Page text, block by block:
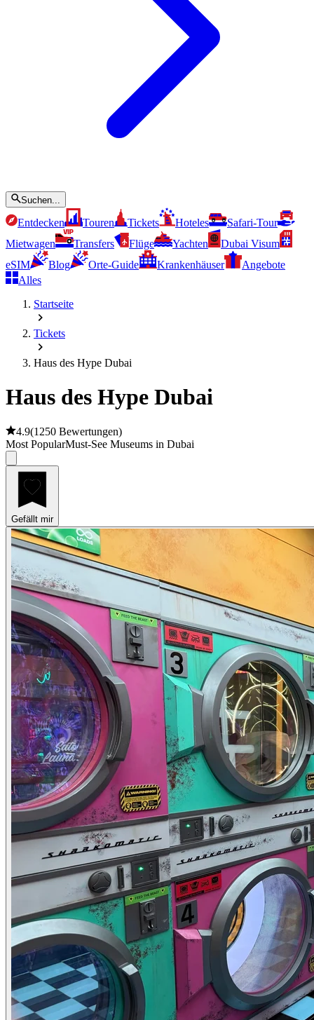
Suchen...
Entdecken Touren Tickets Hoteles
Safari-Tour
Mietwagen
Transfers Flüge Yachten
Dubai Visum
eSIM
Blog Orte-Guide Krankenhäuser
Angebote
Alles
Startseite
Tickets
Haus des Hype Dubai
Haus des Hype Dubai
4.9(1250 Bewertungen)
Most PopularMust-See Museums in Dubai
Gefällt mir